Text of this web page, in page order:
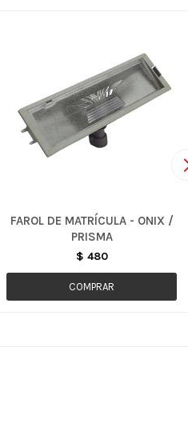
FAROL DE MATRÍCULA - ONIX /
PRISMA
$ 480